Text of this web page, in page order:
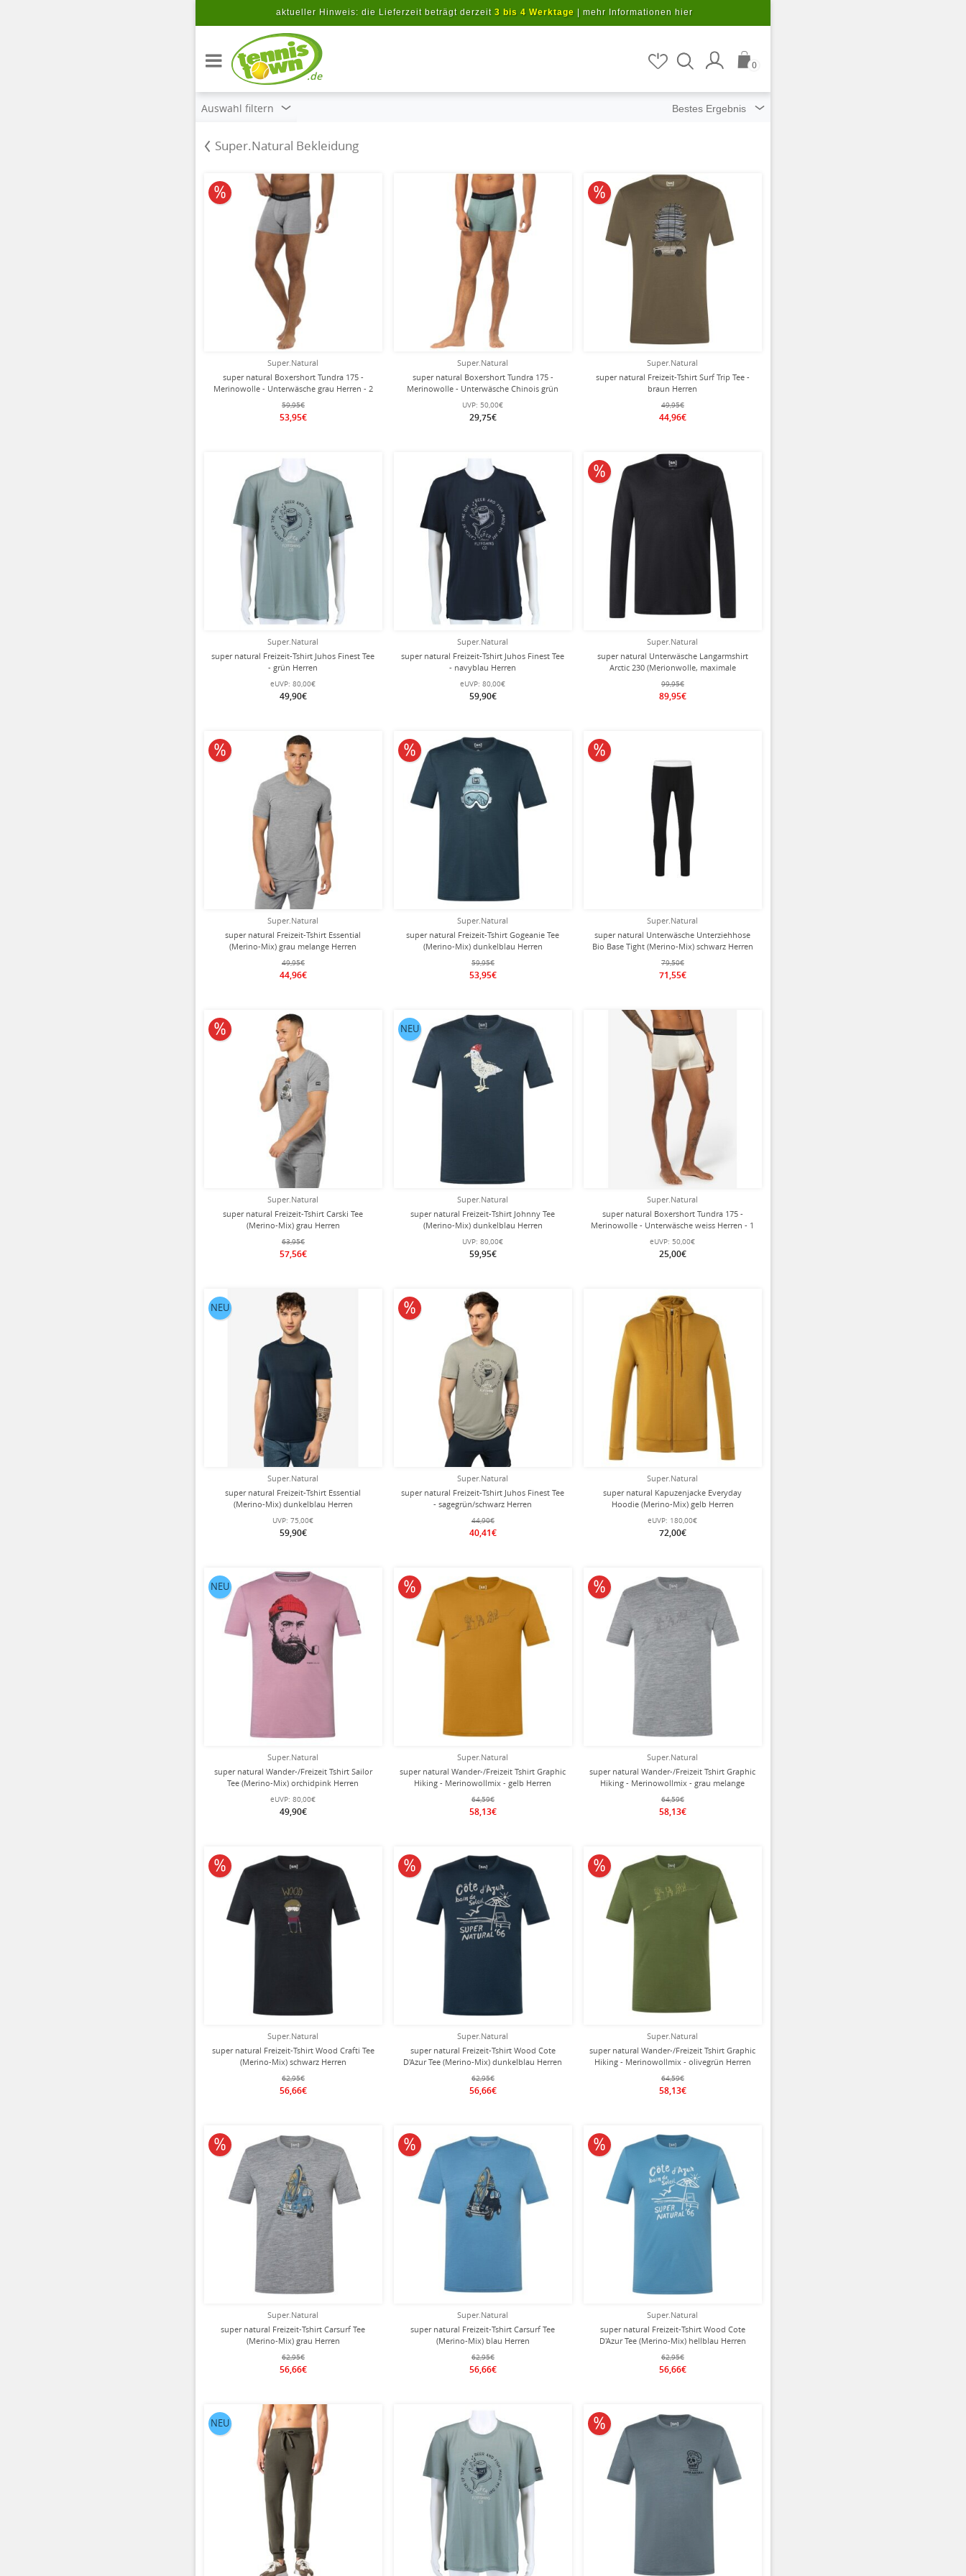
aktueller Hinweis: die Lieferzeit beträgt derzeit 3 bis 4 Werktage mehr Informationen hier
.de
0
Auswahl filtern
Super.Natural Bekleidung
Super.Natural
super natural Boxershort Tundra 175 -
Merinowolle - Unterwäsche grau Herren - 2
59,95€
53,95€
10% reduziert
Super.Natural
super natural Boxershort Tundra 175 -
Merinowolle - Unterwäsche Chinois grün
UVP: 50,00€
29,75€
Super.Natural
super natural Freizeit-Tshirt Surf Trip Tee -
braun Herren
49,95€
44,96€
10% reduziert
Super.Natural
super natural Freizeit-Tshirt Juhos Finest Tee
- grün Herren
eUVP: 80,00€
49,90€
Super.Natural
super natural Freizeit-Tshirt Juhos Finest Tee
- navyblau Herren
eUVP: 80,00€
59,90€
Super.Natural
super natural Unterwäsche Langarmshirt
Arctic 230 (Merionwolle, maximale
99,95€
89,95€
10% reduziert
Super.Natural
super natural Freizeit-Tshirt Essential
(Merino-Mix) grau melange Herren
49,95€
44,96€
10% reduziert
Super.Natural
super natural Freizeit-Tshirt Gogeanie Tee
(Merino-Mix) dunkelblau Herren
59,95€
53,95€
10% reduziert
Super.Natural
super natural Unterwäsche Unterziehhose
Bio Base Tight (Merino-Mix) schwarz Herren
79,50€
71,55€
10% reduziert
Super.Natural
super natural Freizeit-Tshirt Carski Tee
(Merino-Mix) grau Herren
63,95€
57,56€
10% reduziert
Super.Natural
super natural Freizeit-Tshirt Johnny Tee
(Merino-Mix) dunkelblau Herren
UVP: 80,00€
59,95€
NEU
Super.Natural
super natural Boxershort Tundra 175 -
Merinowolle - Unterwäsche weiss Herren - 1
eUVP: 50,00€
25,00€
Super.Natural
super natural Freizeit-Tshirt Essential
(Merino-Mix) dunkelblau Herren
UVP: 75,00€
59,90€
NEU
Super.Natural
super natural Freizeit-Tshirt Juhos Finest Tee
- sagegrün/schwarz Herren
44,90€
40,41€
10% reduziert
Super.Natural
super natural Kapuzenjacke Everyday
Hoodie (Merino-Mix) gelb Herren
eUVP: 180,00€
72,00€
Super.Natural
super natural Wander-/Freizeit Tshirt Sailor
Tee (Merino-Mix) orchidpink Herren
eUVP: 80,00€
49,90€
NEU
Super.Natural
super natural Wander-/Freizeit Tshirt Graphic
Hiking - Merinowollmix - gelb Herren
64,59€
58,13€
10% reduziert
Super.Natural
super natural Wander-/Freizeit Tshirt Graphic
Hiking - Merinowollmix - grau melange
64,59€
58,13€
10% reduziert
Super.Natural
super natural Freizeit-Tshirt Wood Crafti Tee
(Merino-Mix) schwarz Herren
62,95€
56,66€
10% reduziert
Super.Natural
super natural Freizeit-Tshirt Wood Cote
D'Azur Tee (Merino-Mix) dunkelblau Herren
62,95€
56,66€
10% reduziert
Super.Natural
super natural Wander-/Freizeit Tshirt Graphic
Hiking - Merinowollmix - olivegrün Herren
64,59€
58,13€
10% reduziert
Super.Natural
super natural Freizeit-Tshirt Carsurf Tee
(Merino-Mix) grau Herren
62,95€
56,66€
10% reduziert
Super.Natural
super natural Freizeit-Tshirt Carsurf Tee
(Merino-Mix) blau Herren
62,95€
56,66€
10% reduziert
Super.Natural
super natural Freizeit-Tshirt Wood Cote
D'Azur Tee (Merino-Mix) hellblau Herren
62,95€
56,66€
10% reduziert
NEU 10% reduziert